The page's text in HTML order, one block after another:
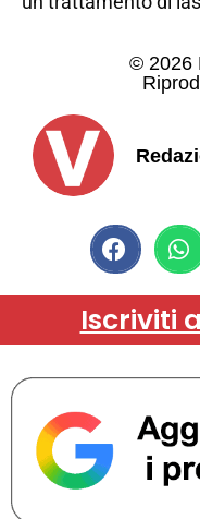
© 2026
Iscriviti